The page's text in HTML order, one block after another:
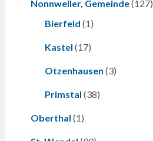
Nonnweiler, Gemeinde(127)
Bierfeld (1)
Kastel (17)
Otzenhausen (3)
Primstal (38)
Oberthal (1)